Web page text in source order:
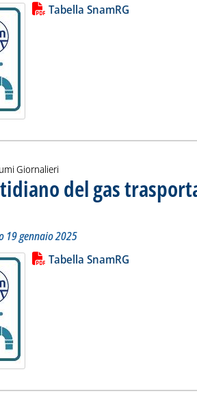
Leggi tutta la notizia: 'Bilancio
alla notiziaTabella SnamRG
Giornalieri
del gas
Preconsuntivo del giorno 19 gennaio 2025
lunedì 20 gennaio 2025 alle 12.19.
19 gennaio 2025
Leggi tutta la notizia: 'Bilancio
alla notiziaTabella SnamRG